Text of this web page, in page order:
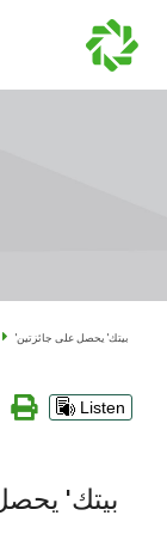
'بيتك' يحصل على جائزتين
Listen